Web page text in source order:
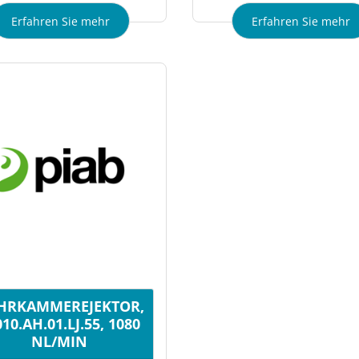
Erfahren Sie mehr Erfahren Sie mehr
1080
NL/MIN